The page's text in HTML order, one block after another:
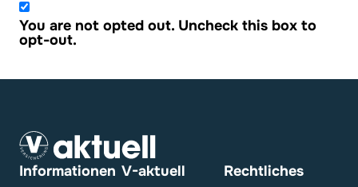
You are not opted out. Uncheck this box to
opt-out.
Informationen V-aktuell
Rechtliches